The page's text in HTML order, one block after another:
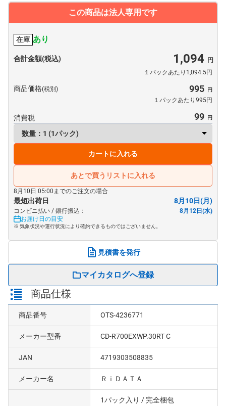
この商品は法人専用です
在庫 あり
合計金額(税込) 1,094
１パックあたり1,094.5円
商品価格(税別) 995
１パックあたり995円
消費税 99
カートに入れる
あとで買うリストに入れる
8月10日 05:00までのご注文の場合
最短出荷日 8月10日(月)
コンビニ払い / 銀行振込：
8月12日(水)
お届け日の目安
※ 気象状況や運行状況により確約できるものではございません。
見積書を発行
マイカタログへ登録
商品仕様
商品番号 OTS-4236771
メーカー型番 CD-R700EXWP.30RT C
JAN 4719303508835
メーカー名 ＲｉＤＡＴＡ
1パック入り / 完全梱包